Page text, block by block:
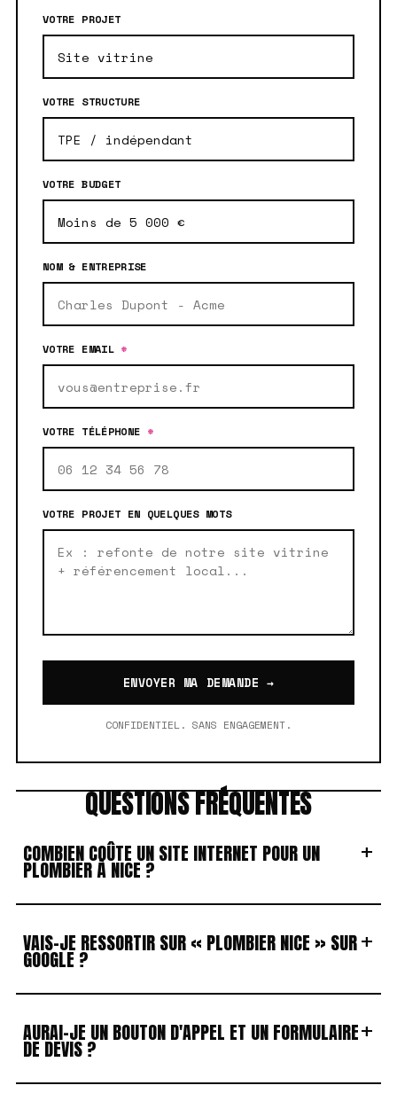
VOTRE PROJET
VOTRE STRUCTURE
VOTRE BUDGET
NOM & ENTREPRISE
VOTRE EMAIL *
VOTRE TÉLÉPHONE *
VOTRE PROJET EN QUELQUES MOTS
ENVOYER MA DEMANDE →
CONFIDENTIEL. SANS ENGAGEMENT.
QUESTIONS FRÉQUENTES
COMBIEN COÛTE UN SITE INTERNET POUR UN
PLOMBIER À NICE ?
+
VAIS-JE RESSORTIR SUR « PLOMBIER NICE » SUR
GOOGLE ?
+
AURAI-JE UN BOUTON D'APPEL ET UN FORMULAIRE
DE DEVIS ?
+